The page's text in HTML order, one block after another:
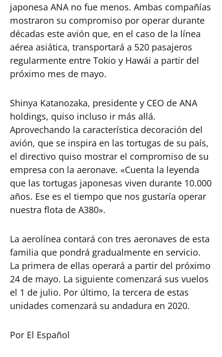
japonesa ANA no fue menos. Ambas compañías
mostraron su compromiso por operar durante
décadas este avión que, en el caso de la línea
aérea asiática, transportará a 520 pasajeros
regularmente entre Tokio y Hawái a partir del
próximo mes de mayo.
Shinya Katanozaka, presidente y CEO de ANA
holdings, quiso incluso ir más allá.
Aprovechando la característica decoración del
avión, que se inspira en las tortugas de su país,
el directivo quiso mostrar el compromiso de su
empresa con la aeronave. «Cuenta la leyenda
que las tortugas japonesas viven durante 10.000
años. Ese es el tiempo que nos gustaría operar
nuestra flota de A380».
La aerolínea contará con tres aeronaves de esta
familia que pondrá gradualmente en servicio.
La primera de ellas operará a partir del próximo
24 de mayo. La siguiente comenzará sus vuelos
el 1 de julio. Por último, la tercera de estas
unidades comenzará su andadura en 2020.
Por El Español